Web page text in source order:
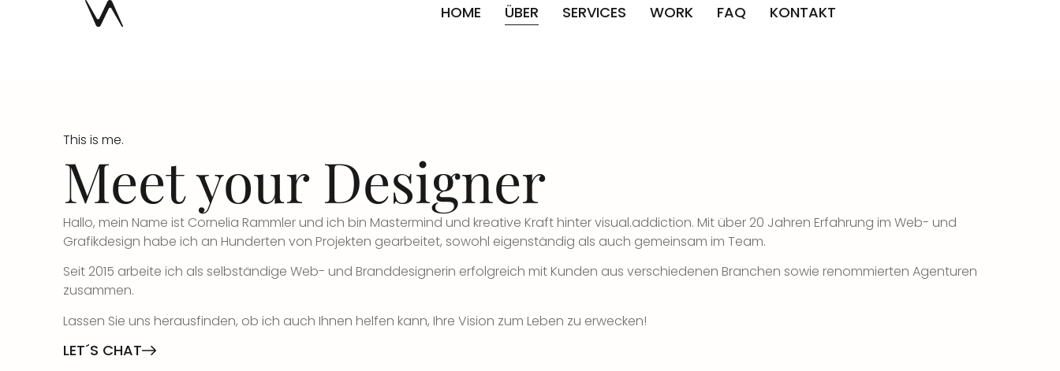
HOME ÜBER SERVICES WORK FAQ KONTAKT
This is me.
Meet your Designer
Hallo, mein Name ist Cornelia Rammler und ich bin Mastermind und kreative Kraft hinter visual.addiction. Mit über 20 Jahren Erfahrung im Web- und
Grafikdesign habe ich an Hunderten von Projekten gearbeitet, sowohl eigenständig als auch gemeinsam im Team.
Seit 2015 arbeite ich als selbständige Web- und Branddesignerin erfolgreich mit Kunden aus verschiedenen Branchen sowie renommierten Agenturen
zusammen.
Lassen Sie uns herausfinden, ob ich auch Ihnen helfen kann, Ihre Vision zum Leben zu erwecken!
LET´S CHAT